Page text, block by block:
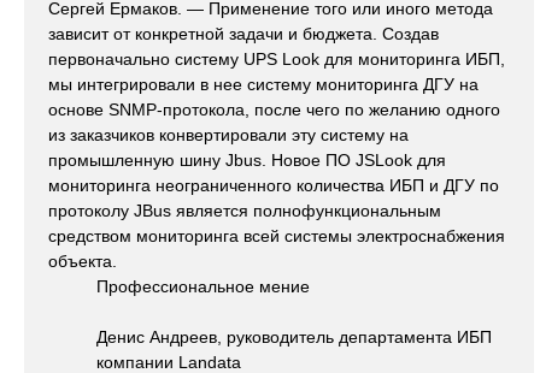
Сергей Ермаков. — Применение того или иного метода
зависит от конкретной задачи и бюджета. Создав
первоначально систему UPS Look для мониторинга ИБП,
мы интегрировали в нее систему мониторинга ДГУ на
основе SNMP-протокола, после чего по желанию одного
из заказчиков конвертировали эту систему на
промышленную шину Jbus. Новое ПО JSLook для
мониторинга неограниченного количества ИБП и ДГУ по
протоколу JBus является полнофункциональным
средством мониторинга всей системы электроснабжения
объекта.
Профессиональное мение
Денис Андреев, руководитель департамента ИБП
компании Landata